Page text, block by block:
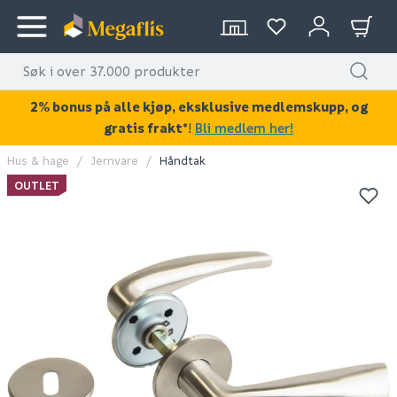
KAN DISSE VÆRE AV INTERESSE?
Hus & hage Jernvare
Håndtak
OUTLET
2% bonus på alle kjøp, eksklusive medlemskupp, og
gratis frakt*! Bli medlem her!